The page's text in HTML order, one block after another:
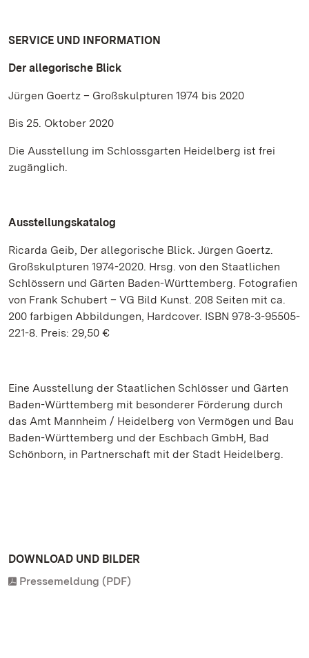
SERVICE UND INFORMATION
Der allegorische Blick
Jürgen Goertz – Großskulpturen 1974 bis 2020
Bis 25. Oktober 2020
Die Ausstellung im Schlossgarten Heidelberg ist frei
zugänglich.
Ausstellungskatalog
Ricarda Geib, Der allegorische Blick. Jürgen Goertz.
Großskulpturen 1974-2020. Hrsg. von den Staatlichen
Schlössern und Gärten Baden-Württemberg. Fotografien
von Frank Schubert – VG Bild Kunst. 208 Seiten mit ca.
200 farbigen Abbildungen, Hardcover. ISBN 978-3-95505-
221-8. Preis: 29,50 €
Eine Ausstellung der Staatlichen Schlösser und Gärten
Baden-Württemberg mit besonderer Förderung durch
das Amt Mannheim / Heidelberg von Vermögen und Bau
Baden-Württemberg und der Eschbach GmbH, Bad
Schönborn, in Partnerschaft mit der Stadt Heidelberg.
DOWNLOAD UND BILDER
Pressemeldung (PDF)